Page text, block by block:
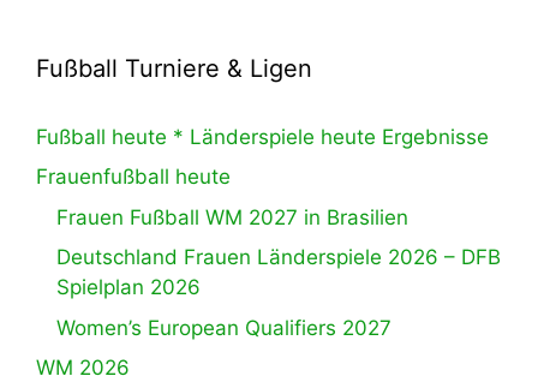
Fußball Turniere & Ligen
Fußball heute * Länderspiele heute Ergebnisse
Frauenfußball heute
Frauen Fußball WM 2027 in Brasilien
Deutschland Frauen Länderspiele 2026 – DFB
Spielplan 2026
Women’s European Qualifiers 2027
WM 2026